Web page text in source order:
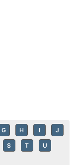
G H I J
S T U